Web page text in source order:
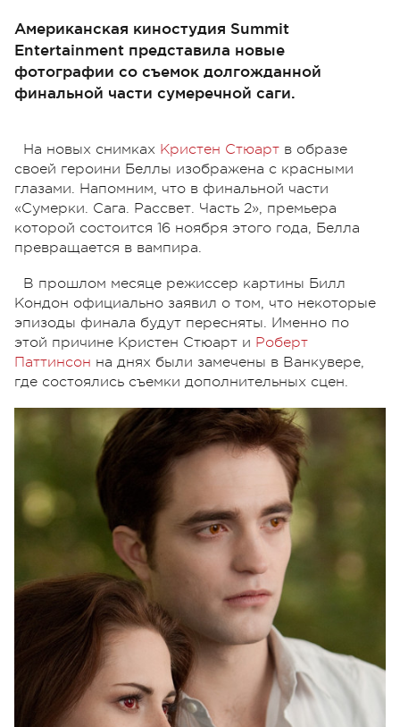
Американская киностудия Summit
Entertainment представила новые
фотографии со съемок долгожданной
финальной части сумеречной саги.
На новых снимках Кристен Стюарт в образе
своей героини Беллы изображена с красными
глазами. Напомним, что в финальной части
«Сумерки. Сага. Рассвет. Часть 2», премьера
которой состоится 16 ноября этого года, Белла
превращается в вампира.
В прошлом месяце режиссер картины Билл
Кондон официально заявил о том, что некоторые
эпизоды финала будут пересняты. Именно по
этой причине Кристен Стюарт и Роберт
Паттинсон на днях были замечены в Ванкувере,
где состоялись съемки дополнительных сцен.